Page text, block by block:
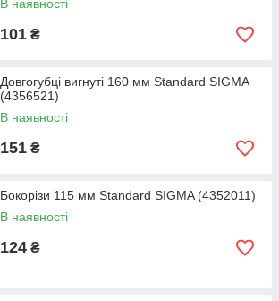
В наявності
101 ₴
Довгогубці вигнуті 160 мм Standard SIGMA
(4356521)
В наявності
151 ₴
Бокорізи 115 мм Standard SIGMA (4352011)
В наявності
124 ₴